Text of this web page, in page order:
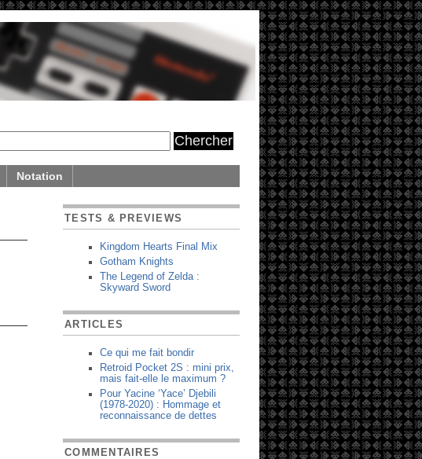
Notation
TESTS & PREVIEWS
Kingdom Hearts Final Mix
Gotham Knights
The Legend of Zelda :
Skyward Sword
ARTICLES
Ce qui me fait bondir
Retroid Pocket 2S : mini prix,
mais fait-elle le maximum ?
Pour Yacine ‘Yace’ Djebili
(1978-2020) : Hommage et
reconnaissance de dettes
COMMENTAIRES